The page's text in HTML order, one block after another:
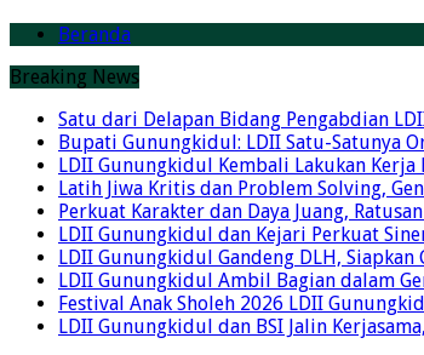
Beranda
Breaking News
Satu dari Delapan Bidang Pengabdian
Bupati Gunungkidul: LDII Satu-Satunya
LDII Gunungkidul Kembali Lakukan
Latih Jiwa Kritis dan Problem Solving,
Perkuat Karakter dan Daya Juang,
LDII Gunungkidul dan Kejari Perkuat
LDII Gunungkidul Gandeng DLH,
LDII Gunungkidul Ambil Bagian dalam
Festival Anak Sholeh 2026 LDII
LDII Gunungkidul dan BSI Jalin